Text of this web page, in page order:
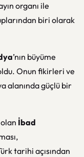
organı ile
biri olarak
’nın büyüme
Onun fikirleri ve
alanında güçlü bir
İbad
tarihi açısından